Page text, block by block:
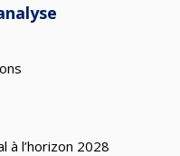
à l’horizon 2028